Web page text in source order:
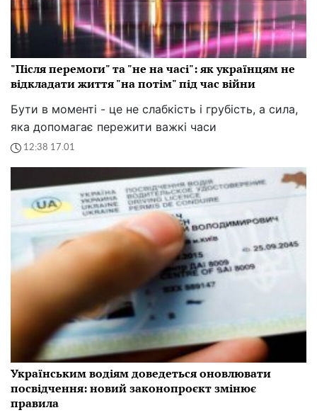
"Після перемоги" та "не на часі": як українцям не
відкладати життя "на потім" під час війни
Бути в моменті - це не слабкість і грубість, а сила,
яка допомагає пережити важкі часи
12:38 17.01
Українським водіям доведеться оновлювати
посвідчення: новий законопроєкт змінює
правила